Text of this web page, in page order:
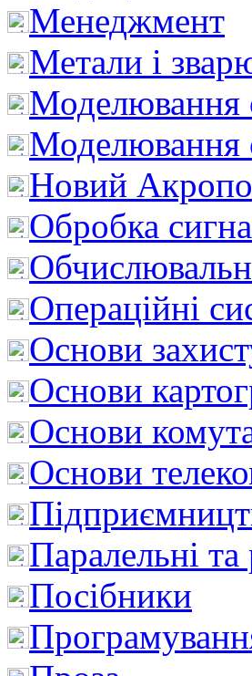
Менеджмент
Метали і
Моделювання
Моделювання
Новий
Обробка
Операційні
Основи
Основи
Основи
Основи
Паралельні
Посібники